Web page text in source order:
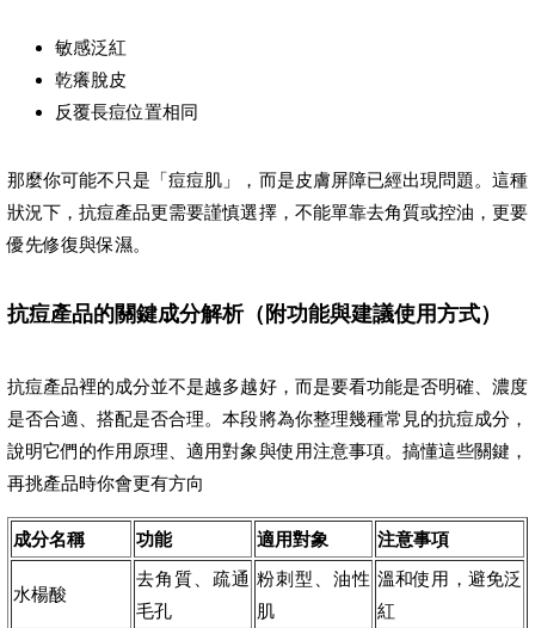
敏感泛紅
乾癢脫皮
反覆長痘位置相同
那麼你可能不只是「痘痘肌」，而是皮膚屏障已經出現問題。這種
狀況下，抗痘產品更需要謹慎選擇，不能單靠去角質或控油，更要
優先修復與保濕。
抗痘產品的關鍵成分解析（附功能與建議使用方式）
抗痘產品裡的成分並不是越多越好，而是要看功能是否明確、濃度
是否合適、搭配是否合理。本段將為你整理幾種常見的抗痘成分，
說明它們的作用原理、適用對象與使用注意事項。搞懂這些關鍵，
再挑產品時你會更有方向
成分名稱 功能 適用對象 注意事項
水楊酸
去角質、疏通
毛孔
粉刺型、油性
肌
溫和使用，避免泛
紅